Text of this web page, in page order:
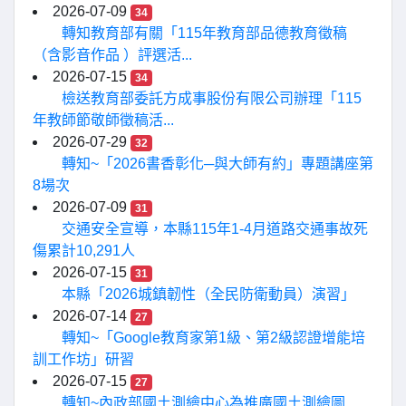
2026-07-09
34
轉知教育部有關「115年教育部品德教育徵稿
（含影音作品 ）評選活...
2026-07-15
34
檢送教育部委託方成事股份有限公司辦理「115
年教師節敬師徵稿活...
2026-07-29
32
轉知~「2026書香彰化─與大師有約」專題講座第
8場次
2026-07-09
31
交通安全宣導，本縣115年1-4月道路交通事故死
傷累計10,291人
2026-07-15
31
本縣「2026城鎮韌性（全民防衛動員）演習」
2026-07-14
27
轉知~「Google教育家第1級、第2級認證增能培
訓工作坊」研習
2026-07-15
27
轉知~內政部國土測繪中心為推廣國土測繪圖